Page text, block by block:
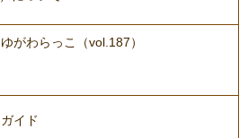
がわらっこ（vol.187）
イド